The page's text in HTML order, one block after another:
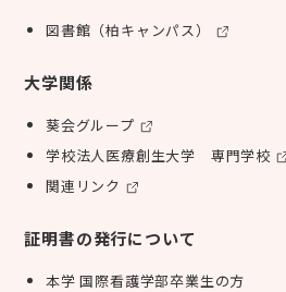
図書館（柏キャンパス）
大学関係
葵会グループ
学校法人医療創生大学 専門学校
関連リンク
証明書の発行について
本学 国際看護学部卒業生の方